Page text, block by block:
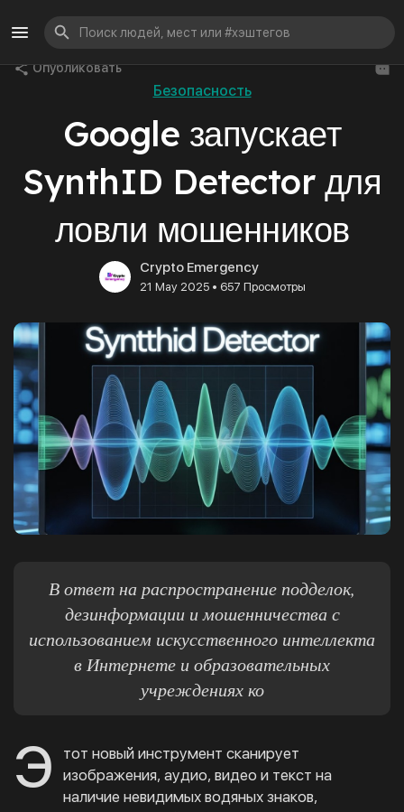
Опубликовать
Безопасность
Google запускает
SynthID Detector для
ловли мошенников
Crypto Emergency
21 May 2025• 657 Просмотры
В ответ на распространение подделок,
дезинформации и мошенничества с
использованием искусственного интеллекта
в Интернете и образовательных
учреждениях ко
Э
тот новый инструмент сканирует
изображения, аудио, видео и текст на
наличие невидимых водяных знаков,